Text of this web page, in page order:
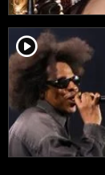
player2